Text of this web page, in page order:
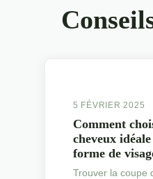
5 FÉVRIER 2025
Comment
cheveux
forme de
Trouver la coupe